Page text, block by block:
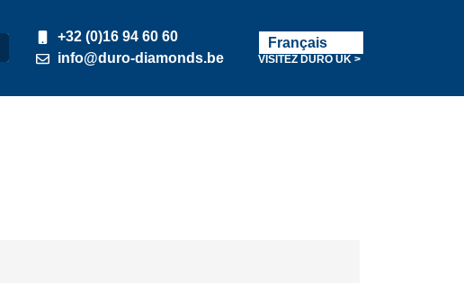
+32 (0)16 94 60 60
info@duro-diamonds.be
Français
English
Nederlands
VISITEZ DURO UK >